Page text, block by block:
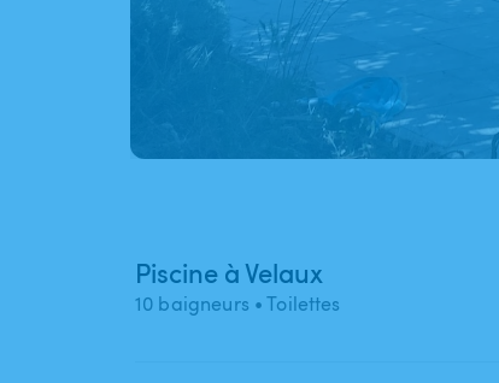
Piscine à Velaux
10 baigneurs • Toilettes